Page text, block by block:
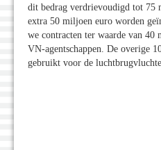
dit bedrag verdrievoudigd tot 75
extra 50 miljoen euro worden
we contracten ter waarde van 40
VN-agentschappen. De overige
gebruikt voor de